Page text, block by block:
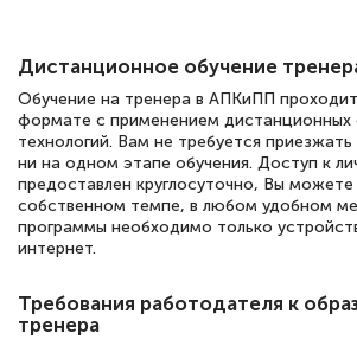
Евгения Коротких
Знаток города 2 уровня
12 марта 2026
Спасибо большое Академии!
вежливое сопровождение!
понятно! Проходила
Дистанционное обучение
Обучение на тренера в АПКиПП
формате с применением дистанционных
технологий. Вам не требуется
ни на одном этапе обучения. Доступ к
предоставлен круглосуточно, Вы можете
собственном темпе, в любом удобном
программы необходимо только
интернет.
Требования работодателя к
тренера